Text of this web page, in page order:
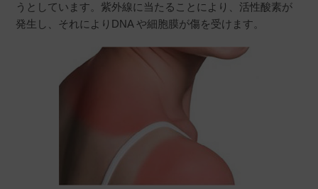
非公開
投稿日
2023/05/24
絶対焼けたくない日には必ず使います！
どの日焼け止めよりも効くと思います。お風呂
うとしています。紫外線に当たることにより、活性酸素が
発生し、それによりDNA や細胞膜が傷を受けます。